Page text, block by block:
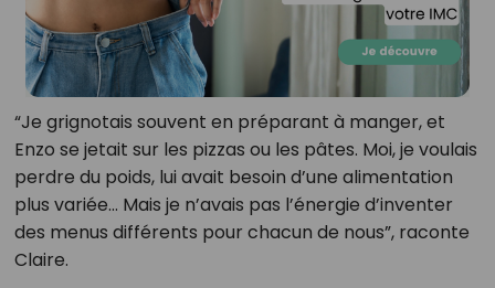
“Je grignotais souvent en préparant à manger, et
Enzo se jetait sur les pizzas ou les pâtes. Moi, je voulais
perdre du poids, lui avait besoin d’une alimentation
plus variée… Mais je n’avais pas l’énergie d’inventer
des menus différents pour chacun de nous”, raconte
Claire.